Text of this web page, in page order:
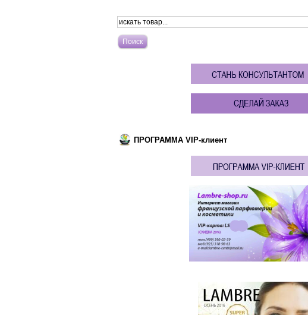
ПРОГРАММА VIP-клиент